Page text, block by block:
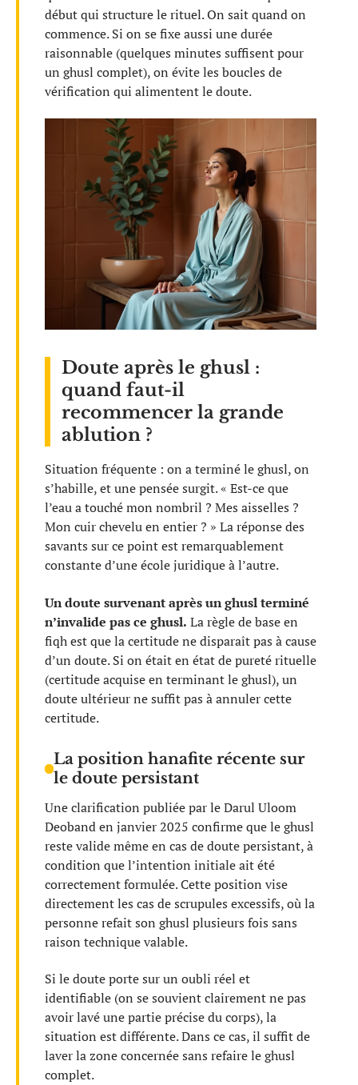
début qui structure le rituel. On sait quand on
commence. Si on se fixe aussi une durée
raisonnable (quelques minutes suffisent pour
un ghusl complet), on évite les boucles de
vérification qui alimentent le doute.
Doute après le ghusl :
quand faut-il
recommencer la grande
ablution ?
Situation fréquente : on a terminé le ghusl, on
s’habille, et une pensée surgit. « Est-ce que
l’eau a touché mon nombril ? Mes aisselles ?
Mon cuir chevelu en entier ? » La réponse des
savants sur ce point est remarquablement
constante d’une école juridique à l’autre.
Un doute survenant après un ghusl terminé
n’invalide pas ce ghusl. La règle de base en
fiqh est que la certitude ne disparaît pas à cause
d’un doute. Si on était en état de pureté rituelle
(certitude acquise en terminant le ghusl), un
doute ultérieur ne suffit pas à annuler cette
certitude.
La position hanafite récente sur
le doute persistant
Une clarification publiée par le Darul Uloom
Deoband en janvier 2025 confirme que le ghusl
reste valide même en cas de doute persistant, à
condition que l’intention initiale ait été
correctement formulée. Cette position vise
directement les cas de scrupules excessifs, où la
personne refait son ghusl plusieurs fois sans
raison technique valable.
Si le doute porte sur un oubli réel et
identifiable (on se souvient clairement ne pas
avoir lavé une partie précise du corps), la
situation est différente. Dans ce cas, il suffit de
laver la zone concernée sans refaire le ghusl
complet.